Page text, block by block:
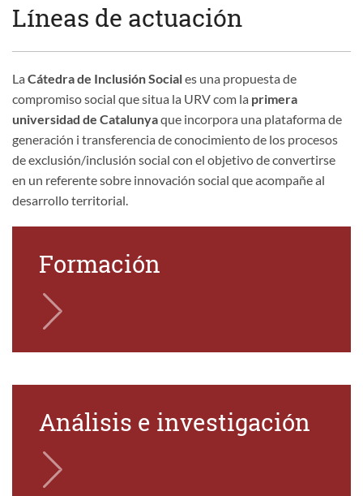
Líneas de actuación
La Cátedra de Inclusión Sociales una propuesta de
compromiso social que situa la URV com la primera
universidad de Catalunyaque incorpora una plataforma de
generación i transferencia de conocimiento de los procesos
de exclusión/inclusión social con el objetivo de convertirse
en un referente sobre innovación social que acompañe al
desarrollo territorial.
Formación
Análisis e investigación